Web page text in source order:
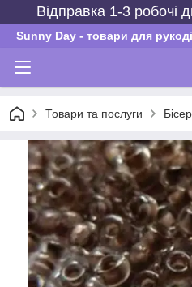
Відправка 1-3 робочі
Sunny Day - товари для
Товари та послуги